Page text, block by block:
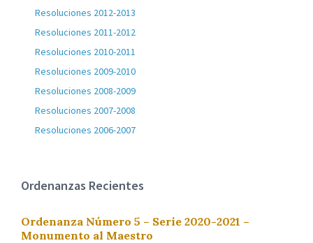
Resoluciones 2012-2013
Resoluciones 2011-2012
Resoluciones 2010-2011
Resoluciones 2009-2010
Resoluciones 2008-2009
Resoluciones 2007-2008
Resoluciones 2006-2007
Ordenanzas Recientes
Ordenanza Número 5 – Serie 2020-2021 –
Monumento al Maestro